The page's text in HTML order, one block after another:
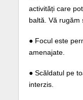
activități care
baltă. Vă rugăm
● Focul este
amenajate.
● Scăldatul pe
interzis.